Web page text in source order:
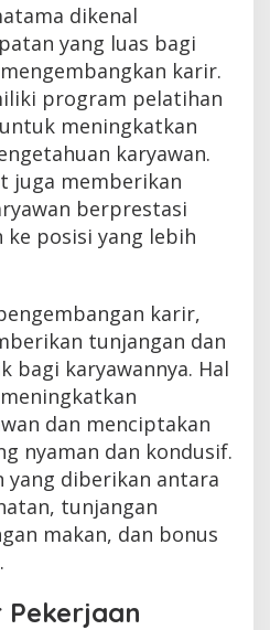
dikenal
yang luas bagi
karir.
program pelatihan
meningkatkan
karyawan.
juga memberikan
berprestasi
posisi yang lebih
karir,
tunjangan dan
bagi karyawannya. Hal
dan menciptakan
nyaman dan kondusif.
yang diberikan antara
tunjangan
makan, dan bonus